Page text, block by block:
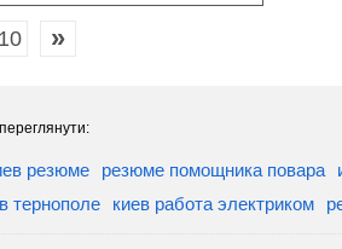
10 »
резюме резюме помощника повара
тернополе киев работа электриком